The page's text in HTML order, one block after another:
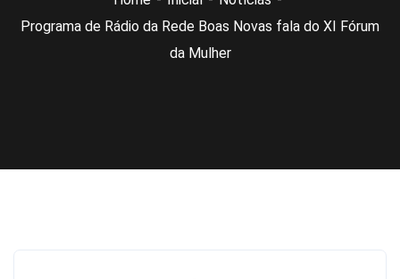
Programa de Rádio da Rede Boas Novas fala do XI Fórum
da Mulher